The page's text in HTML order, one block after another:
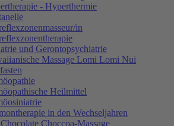
- Hyperthermie
in
und Gerontopsychiatrie
Massage Lomi Lomi Nui
Heilmittel
in den Wechseljahren
Choccoa-Massage